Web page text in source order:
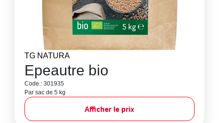
TG NATURA
Epeautre bio
Code : 301935
Par sac de 5 kg
Afficher le prix